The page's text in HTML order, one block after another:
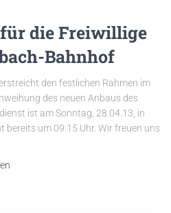
die Freiwillige
Bahnhof
den festlichen Rahmen im
des neuen Anbaus des
ist am Sonntag, 28.04.13, in
bereits um 09:15 Uhr. Wir freuen uns